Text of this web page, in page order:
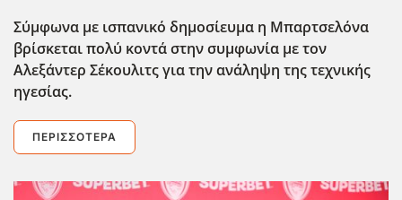
Σύμφωνα με ισπανικό δημοσίευμα η Μπαρτσελόνα
βρίσκεται πολύ κοντά στην συμφωνία με τον
Αλεξάντερ Σέκουλιτς για την ανάληψη της τεχνικής
ηγεσίας.
ΠΕΡΙΣΣΌΤΕΡΑ